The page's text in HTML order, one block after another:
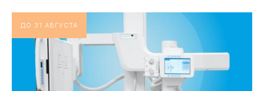
ДО 31 АВГУСТА